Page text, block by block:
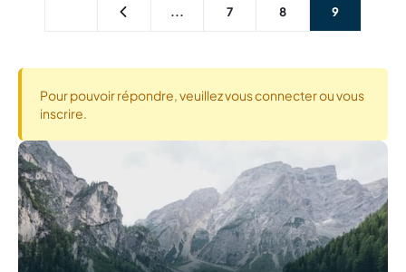
... 7 8 9
Pour pouvoir répondre, veuillez vous connecter ou vous
inscrire.